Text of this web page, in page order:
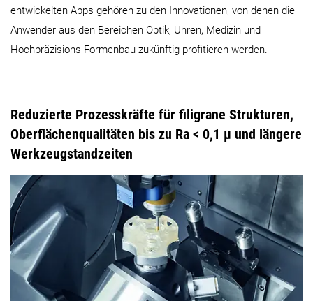
entwickelten Apps gehören zu den Innovationen, von denen die
Anwender aus den Bereichen Optik, Uhren, Medizin und
Hochpräzisions-Formenbau zukünftig profitieren werden.
Reduzierte Prozesskräfte für filigrane Strukturen,
Oberflächenqualitäten bis zu Ra < 0,1 µ und längere
Werkzeugstandzeiten